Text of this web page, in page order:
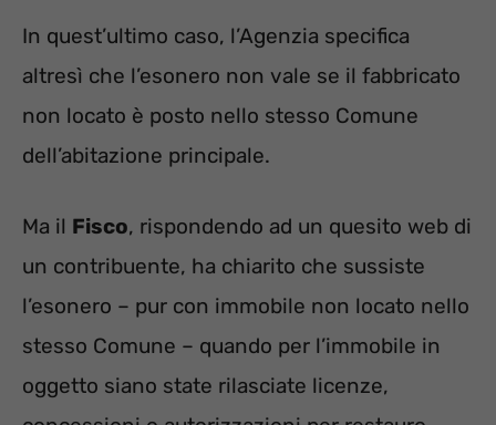
In quest’ultimo caso, l’Agenzia specifica
altresì che l’esonero non vale se il fabbricato
non locato è posto nello stesso Comune
dell’abitazione principale.
Ma il Fisco, rispondendo ad un quesito web di
un contribuente, ha chiarito che sussiste
l’esonero – pur con immobile non locato nello
stesso Comune – quando per l’immobile in
oggetto siano state rilasciate licenze,